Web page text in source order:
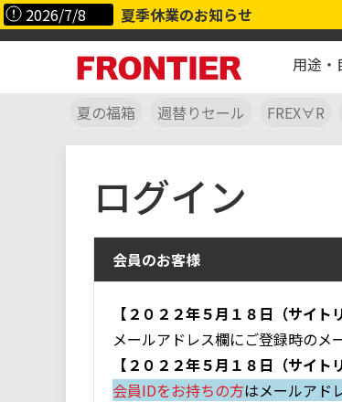
2026/7/8 夏季休業のお知らせ
用途・
夏の福箱 週替りセール FREX∀R
ログイン
会員のお客様
【２０２２年５月１８日（サイト
メールアドレス欄にご登録時のメ
【２０２２年５月１８日（サイト
会員IDをお持ちの方はメールアド